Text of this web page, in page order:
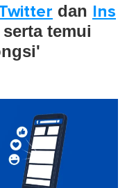
dan Ins
temui